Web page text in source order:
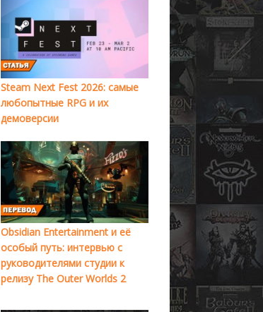
Steam Next Fest 2026: самые
любопытные RPG и их
демоверсии
Obsidian Entertainment и её
особый путь: интервью с
руководителями студии к
релизу The Outer Worlds 2